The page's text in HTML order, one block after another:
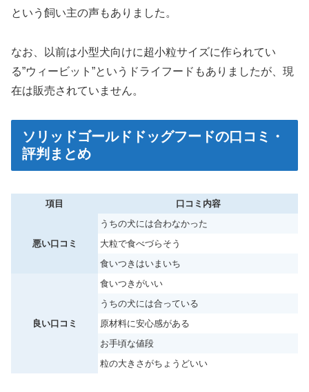
という飼い主の声もありました。
なお、以前は小型犬向けに超小粒サイズに作られてい
る”ウィービット”というドライフードもありましたが、現
在は販売されていません。
ソリッドゴールドドッグフードの口コミ・
評判まとめ
項目 口コミ内容
悪い口コミ
うちの犬には合わなかった
大粒で食べづらそう
食いつきはいまいち
良い口コミ
食いつきがいい
うちの犬には合っている
原材料に安心感がある
お手頃な値段
粒の大きさがちょうどいい